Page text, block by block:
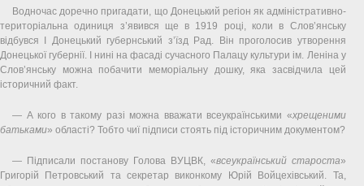
Водночас доречно пригадати, що Донецький регіон як адміністративно-
територіальна одиниця з’явився ще в 1919 році, коли в Слов’янську
відбувся I Донецький губернський з’їзд Рад. Він проголосив утворення
Донецької губернії. І нині на фасаді сучасного Палацу культури ім. Леніна у
Слов’янську можна побачити меморіальну дошку, яка засвідчила цей
історичний факт.
— А кого в такому разі можна вважати всеукраїнськими «хрещеними
батьками» області? Тобто чиї підписи стоять під історичним документом?
— Підписали постанову Голова ВУЦВК, «всеукраїнський староста»
Григорій Петровський та секретар виконкому Юрій Войцехівський. Та,